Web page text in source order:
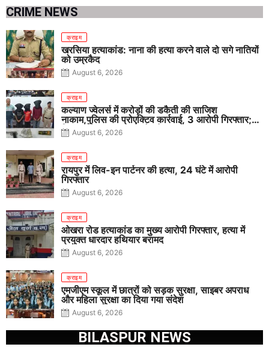
CRIME NEWS
क्राइम
खरसिया हत्याकांड: नाना की हत्या करने वाले दो सगे नातियों
को उम्रकैद
August 6, 2026
क्राइम
कल्याण ज्वेलर्स में करोड़ों की डकैती की साजिश
नाकाम,पुलिस की प्रोएक्टिव कार्रवाई, 3 आरोपी गिरफ्तार;
पिस्टल, कारतूस, चाकू और मोबाइल बरामद
August 6, 2026
क्राइम
रायपुर में लिव-इन पार्टनर की हत्या, 24 घंटे में आरोपी
गिरफ्तार
August 6, 2026
क्राइम
ओखरा रोड हत्याकांड का मुख्य आरोपी गिरफ्तार, हत्या में
प्रयुक्त धारदार हथियार बरामद
August 6, 2026
क्राइम
एमजीएम स्कूल में छात्रों को सड़क सुरक्षा, साइबर अपराध
और महिला सुरक्षा का दिया गया संदेश
August 6, 2026
BILASPUR NEWS